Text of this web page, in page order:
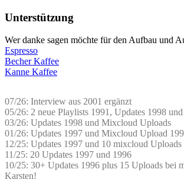
Unterstützung
Wer danke sagen möchte für den Aufbau und
Espresso
Becher Kaffee
Kanne Kaffee
07/26: Interview aus 2001 ergänzt
05/26: 2 neue Playlists 1991, Updates 1998
03/26: Updates 1998 und Mixcloud Uploads
01/26: Updates 1997 und Mixcloud Upload
12/25: Updates 1997 und 10 mixcloud Uploads
11/25: 20 Updates 1997 und 1996
10/25: 30+ Updates 1996 plus 15 Uploads bei
Karsten!